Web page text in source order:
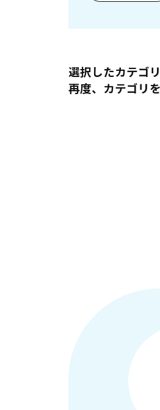
選択したカテゴ
再度、カテゴリ